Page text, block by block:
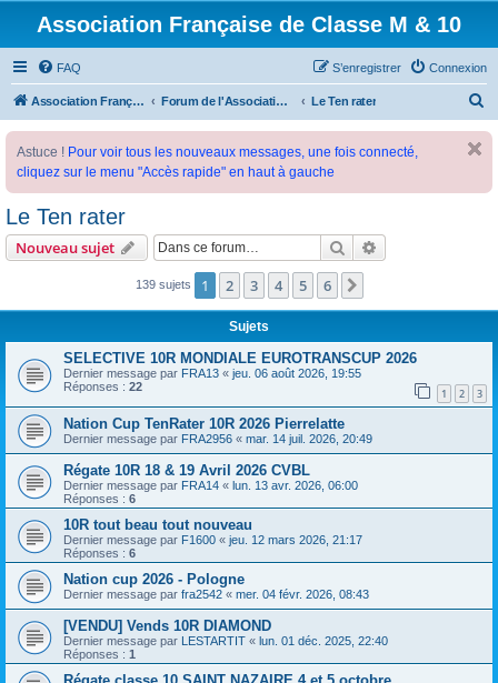
Association Française de Classe M & 10
FAQ Connexion
S’enregistrer
Association Française de Classe M Forum de l'Association Française de Classe M Le Ten rater
e
r
Astuce ! Pour voir tous les nouveaux messages, une fois connecté,
cliquez sur le menu "Accès rapide" en haut à gauche
Le Ten rater
Nouveau sujet Rechercher
139 sujets 1 2 3 4 5 6
Sujets
SELECTIVE 10R MONDIALE EUROTRANSCUP 2026
Dernier message par FRA13 « jeu. 06 août 2026, 19:55
Réponses : 22 1 2 3
Nation Cup TenRater 10R 2026 Pierrelatte
Dernier message par FRA2956 « mar. 14 juil. 2026, 20:49
Régate 10R 18 & 19 Avril 2026 CVBL
Dernier message par FRA14 « lun. 13 avr. 2026, 06:00
Réponses : 6
10R tout beau tout nouveau
Dernier message par F1600 « jeu. 12 mars 2026, 21:17
Réponses : 6
Nation cup 2026 - Pologne
Dernier message par fra2542 « mer. 04 févr. 2026, 08:43
[VENDU] Vends 10R DIAMOND
Dernier message par LESTARTIT « lun. 01 déc. 2025, 22:40
Réponses : 1